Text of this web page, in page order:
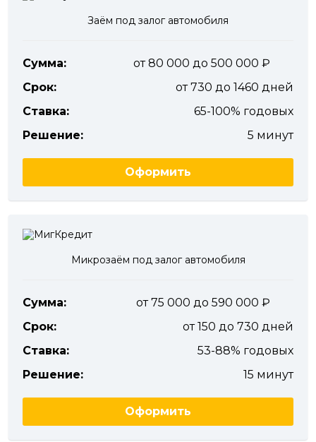
Заём под залог автомобиля
Сумма:
от 80 000 до 500 000
Срок:
от 730 до 1460 дней
Ставка:
65-100% годовых
Решение:
5 минут
Оформить
Микрозаём под залог автомобиля
Сумма:
от 75 000 до 590 000
Срок:
от 150 до 730 дней
Ставка:
53-88% годовых
Решение:
15 минут
Оформить